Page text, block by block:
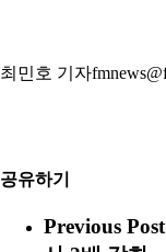
최민호 기자
공유하기
Previous Post